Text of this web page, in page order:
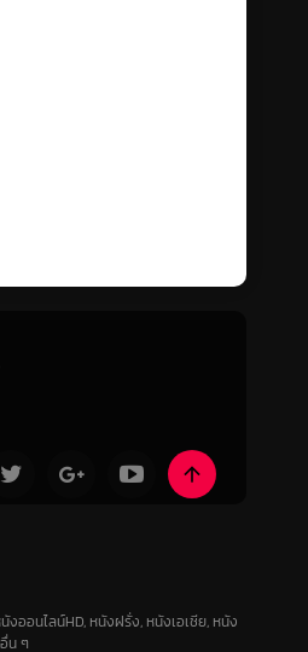
ออนไลน์HD, หนังฝรั่ง, หนังเอเชีย, หนัง
น ๆ